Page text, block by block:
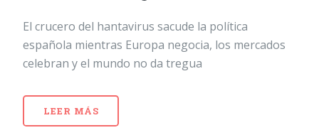
El crucero del hantavirus sacude la política
española mientras Europa negocia, los mercados
celebran y el mundo no da tregua
LEER MÁS